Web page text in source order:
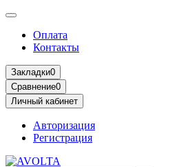
Оплата
Контакты
Закладки0
Сравнение0
Личный кабинет
Авторизация
Регистрация